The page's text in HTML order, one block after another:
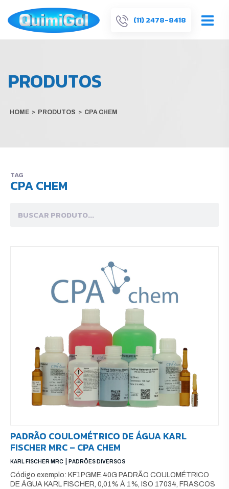
(11) 2478-8418
PRODUTOS
HOME > PRODUTOS > CPA CHEM
TAG
CPA CHEM
PADRÃO COULOMÉTRICO DE ÁGUA KARL
FISCHER MRC – CPA CHEM
KARL FISCHER MRC PADRÕES DIVERSOS
Código exemplo: KF1PGME.40G PADRÃO COULOMÉTRICO
DE ÁGUA KARL FISCHER, 0,01% Á 1%, ISO 17034, FRASCOS